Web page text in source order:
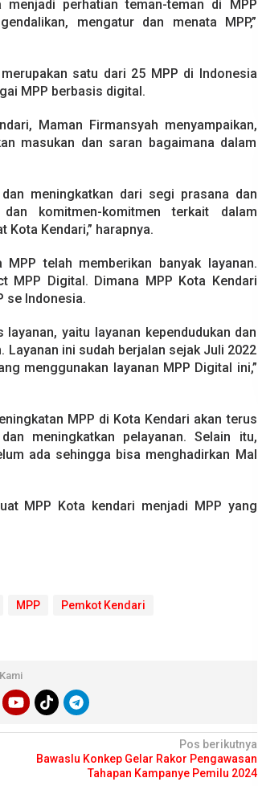
perhatian teman-teman di MPP
mengatur dan menata MPP,”
satu dari 25 MPP di Indonesia
MPP berbasis digital.
Maman Firmansyah menyampaikan,
masukan dan saran bagaimana dalam
meningkatkan dari segi prasana dan
komitmen-komitmen terkait dalam
Kota Kendari,” harapnya.
telah memberikan banyak layanan.
MPP Digital. Dimana MPP Kota Kendari
se Indonesia.
yaitu layanan kependudukan dan
ini sudah berjalan sejak Juli 2022
menggunakan layanan MPP Digital ini,”
MPP di Kota Kendari akan terus
meningkatkan pelayanan. Selain itu,
ada sehingga bisa menghadirkan Mal
MPP Kota kendari menjadi MPP yang
MPP
Pemkot Kendari
Pos berikutnya
Bawaslu Konkep Gelar Rakor Pengawasan
Tahapan Kampanye Pemilu 2024